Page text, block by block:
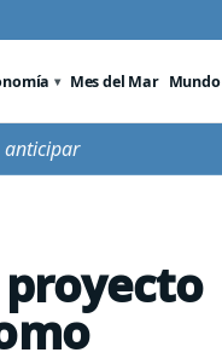
Mes del Mar Mundo
anticipar